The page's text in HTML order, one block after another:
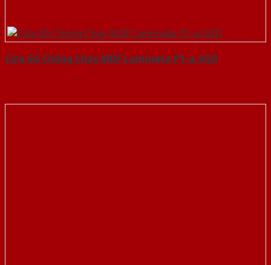
Cửa Gỗ Chống Cháy MDF Laminate P1-a-SGD